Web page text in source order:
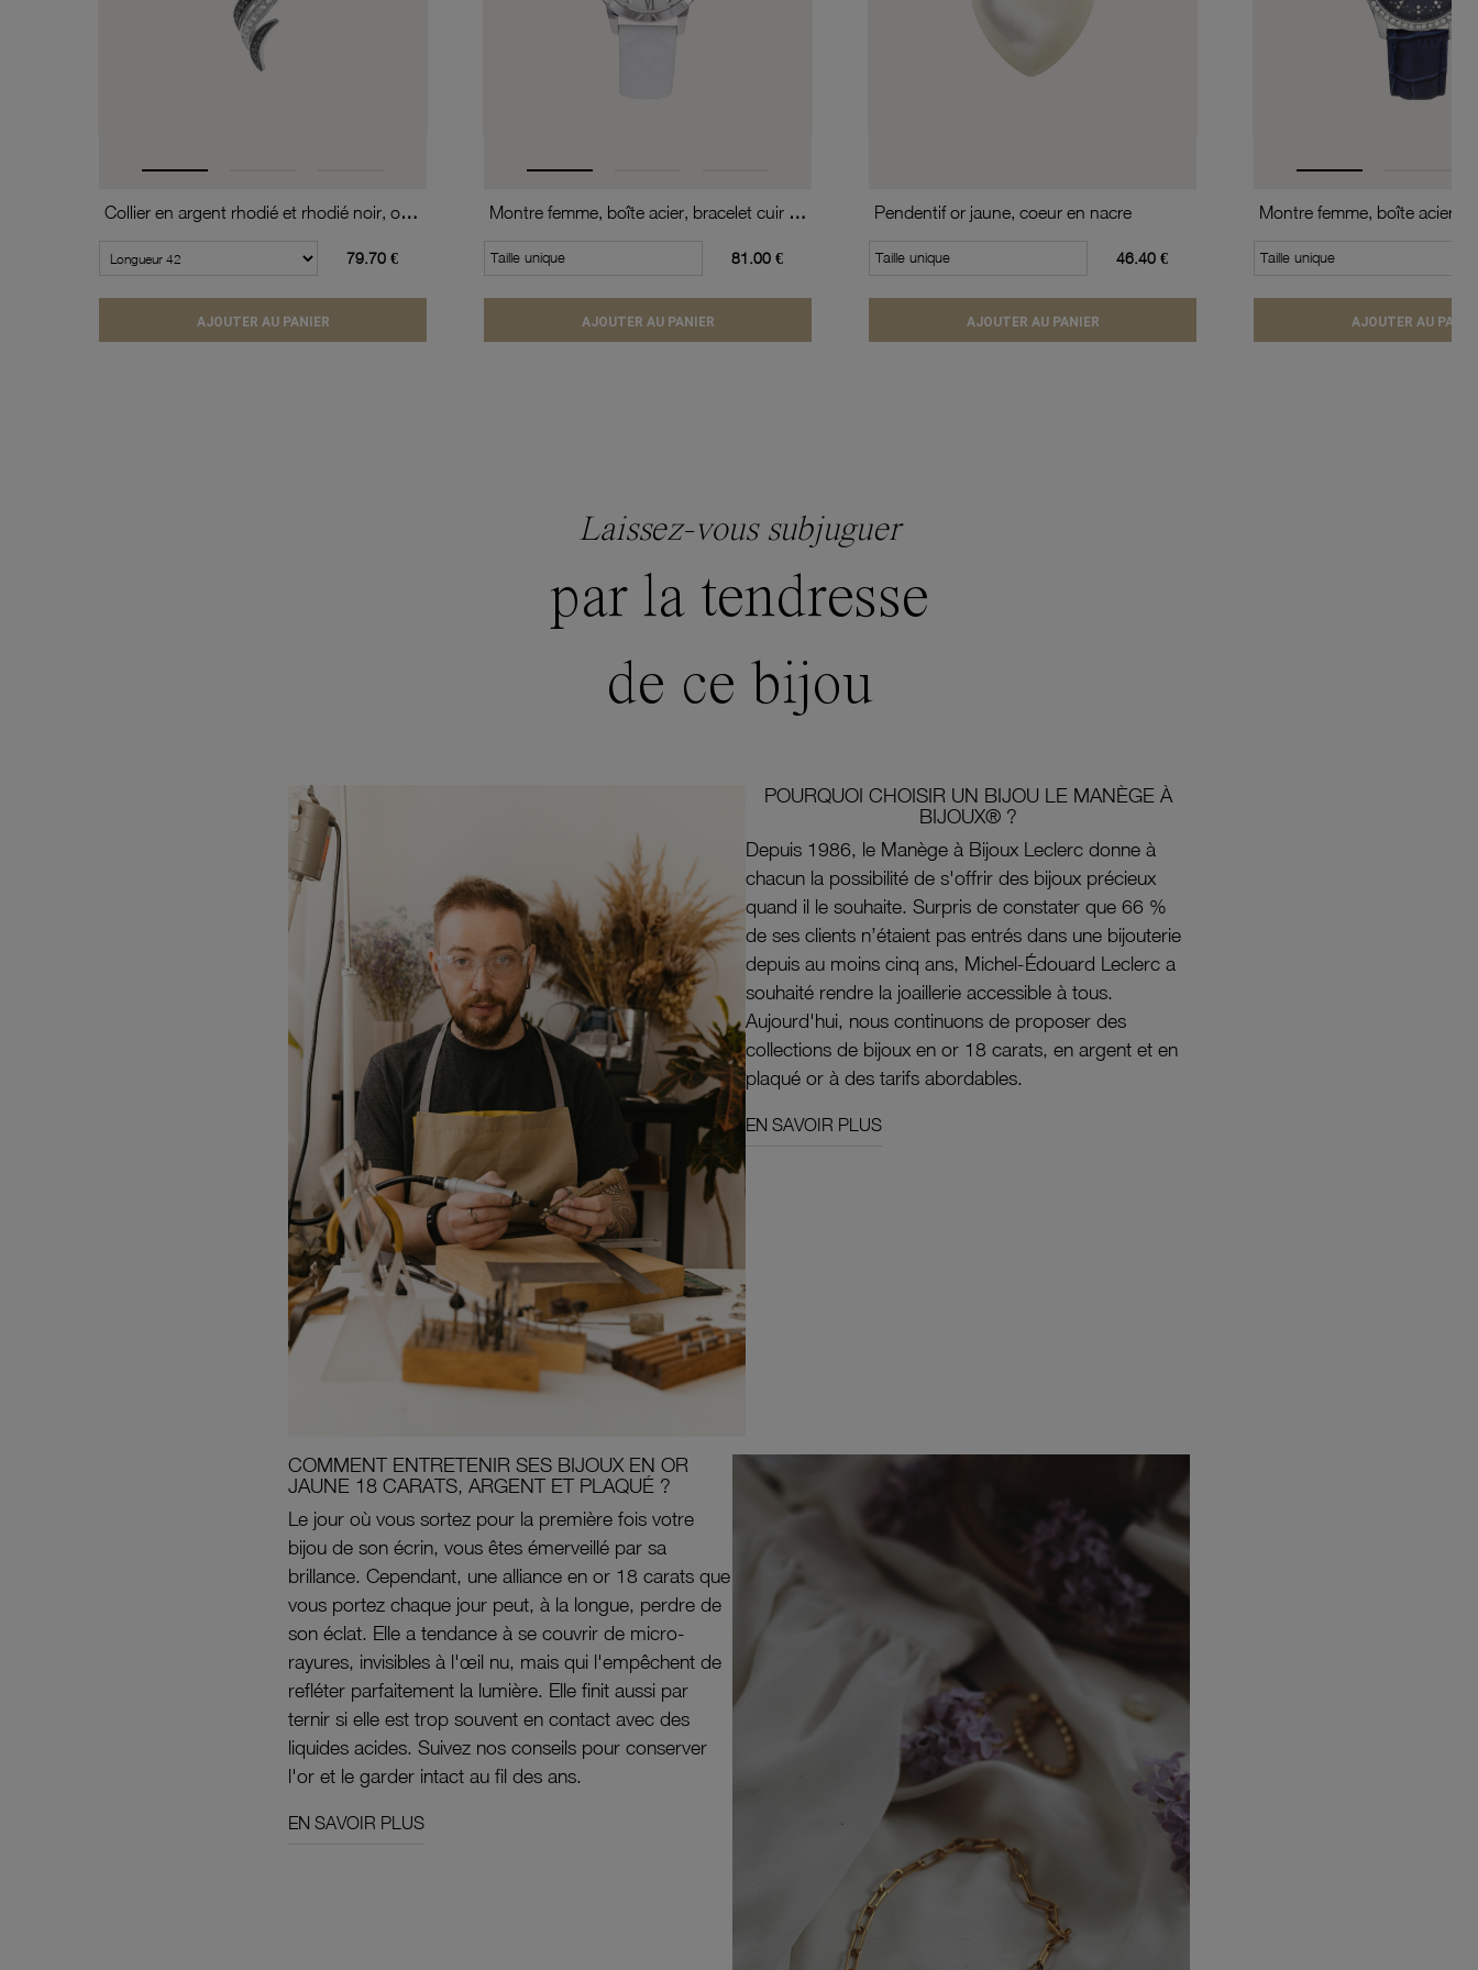
Collier en argent rhodié et rhodié noir, oxydes de zirconium noirs et blancs
79.70 €
AJOUTER AU PANIER
Montre femme, boîte acier, bracelet cuir de vache et verre minéral
Taille unique 81.00 €
AJOUTER AU PANIER
Pendentif or jaune, coeur en nacre
Taille unique 46.40 €
AJOUTER AU PANIER
Taille unique
AJOUTER AU
Laissez-vous subjuguer
par la tendresse
de ce bijou
POURQUOI CHOISIR UN BIJOU LE MANÈGE À
BIJOUX® ?
Depuis 1986, le Manège à Bijoux Leclerc donne à
chacun la possibilité de s'offrir des bijoux précieux
quand il le souhaite. Surpris de constater que 66 %
de ses clients n’étaient pas entrés dans une bijouterie
depuis au moins cinq ans, Michel-Édouard Leclerc a
souhaité rendre la joaillerie accessible à tous.
Aujourd'hui, nous continuons de proposer des
collections de bijoux en or 18 carats, en argent et en
plaqué or à des tarifs abordables.
EN SAVOIR PLUS
COMMENT ENTRETENIR SES BIJOUX EN OR
JAUNE 18 CARATS, ARGENT ET PLAQUÉ ?
Le jour où vous sortez pour la première fois votre
bijou de son écrin, vous êtes émerveillé par sa
brillance. Cependant, une alliance en or 18 carats que
vous portez chaque jour peut, à la longue, perdre de
son éclat. Elle a tendance à se couvrir de micro-
rayures, invisibles à l'œil nu, mais qui l'empêchent de
refléter parfaitement la lumière. Elle finit aussi par
ternir si elle est trop souvent en contact avec des
liquides acides. Suivez nos conseils pour conserver
l'or et le garder intact au fil des ans.
EN SAVOIR PLUS